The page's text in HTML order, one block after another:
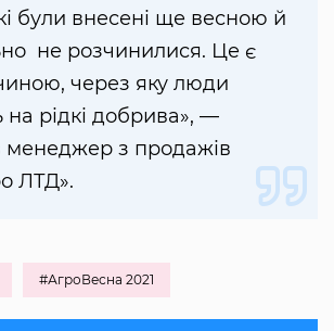
були внесені ще весною й
не розчинилися. Це є
через яку люди
на рідкі добрива», —
менеджер з продажів
ЛТД».
#АгроВесна 2021